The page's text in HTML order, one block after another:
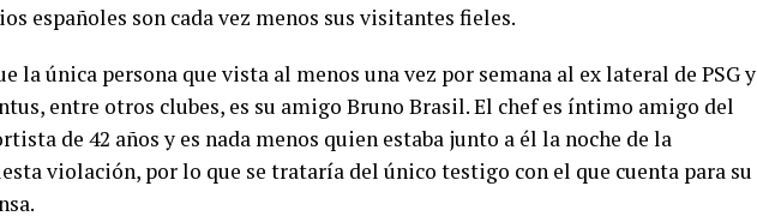
españoles son cada vez menos sus visitantes fieles.
la única persona que vista al menos una vez por semana al ex lateral de PSG y
entre otros clubes, es su amigo Bruno Brasil. El chef es íntimo amigo del
de 42 años y es nada menos quien estaba junto a él la noche de la
violación, por lo que se trataría del único testigo con el que cuenta para su